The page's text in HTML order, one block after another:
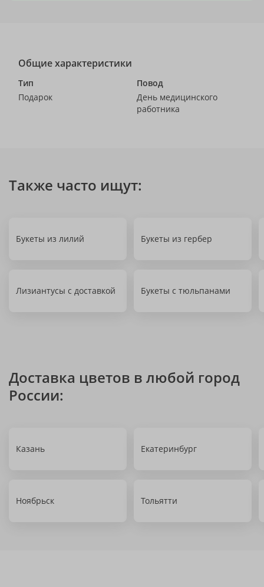
Общие характеристики
Тип
Подарок
Повод
День медицинского
работника
Также часто ищут:
Букеты из лилий Букеты из гербер
Лизиантусы с доставкой Букеты с тюльпанами
Доставка цветов в любой город
России:
Казань Екатеринбург
Ноябрьск Тольятти